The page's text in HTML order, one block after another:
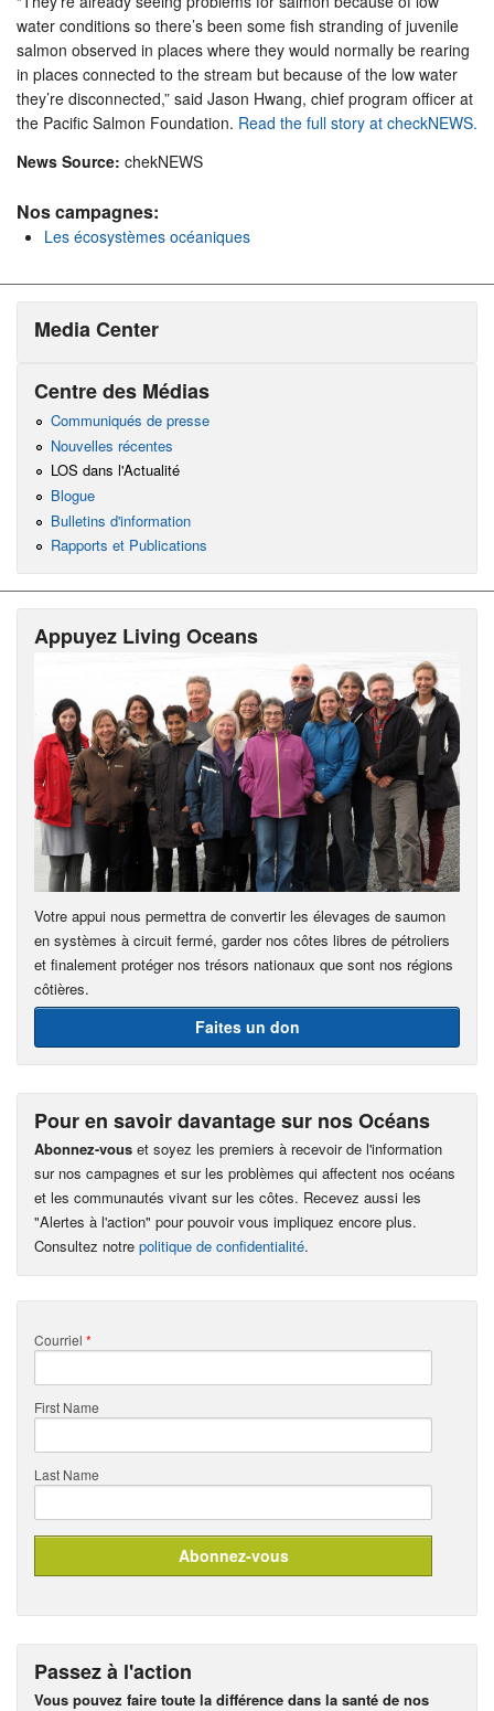
water conditions so there’s been some fish stranding of juvenile
salmon observed in places where they would normally be rearing
in places connected to the stream but because of the low water
they’re disconnected,” said Jason Hwang, chief program officer at
the Pacific Salmon Foundation. Read the full story at checkNEWS.
News Source: chekNEWS
Nos campagnes:
Les écosystèmes océaniques
Media Center
Centre des Médias
Communiqués de presse
Nouvelles récentes
LOS dans l'Actualité
Blogue
Bulletins d'information
Rapports et Publications
Appuyez Living Oceans
Votre appui nous permettra de convertir les élevages de saumon
en systèmes à circuit fermé, garder nos côtes libres de pétroliers
et finalement protéger nos trésors nationaux que sont nos régions
côtières.
Faites un don
Pour en savoir davantage sur nos Océans
Abonnez-vous et soyez les premiers à recevoir de l'information
sur nos campagnes et sur les problèmes qui affectent nos océans
et les communautés vivant sur les côtes. Recevez aussi les
"Alertes à l'action" pour pouvoir vous impliquez encore plus.
Consultez notre politique de confidentialité.
Courriel *
First Name
Last Name
Passez à l'action
Vous pouvez faire toute la différence dans la santé de nos